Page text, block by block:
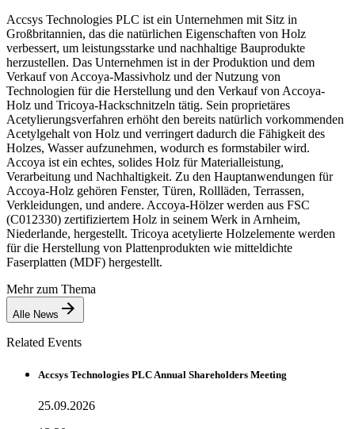
Accsys Technologies PLC ist ein Unternehmen mit Sitz in
Großbritannien, das die natürlichen Eigenschaften von Holz
verbessert, um leistungsstarke und nachhaltige Bauprodukte
herzustellen. Das Unternehmen ist in der Produktion und dem
Verkauf von Accoya-Massivholz und der Nutzung von
Technologien für die Herstellung und den Verkauf von Accoya-
Holz und Tricoya-Hackschnitzeln tätig. Sein proprietäres
Acetylierungsverfahren erhöht den bereits natürlich vorkommenden
Acetylgehalt von Holz und verringert dadurch die Fähigkeit des
Holzes, Wasser aufzunehmen, wodurch es formstabiler wird.
Accoya ist ein echtes, solides Holz für Materialleistung,
Verarbeitung und Nachhaltigkeit. Zu den Hauptanwendungen für
Accoya-Holz gehören Fenster, Türen, Rollläden, Terrassen,
Verkleidungen, und andere. Accoya-Hölzer werden aus FSC
(C012330) zertifiziertem Holz in seinem Werk in Arnheim,
Niederlande, hergestellt. Tricoya acetylierte Holzelemente werden
für die Herstellung von Plattenprodukten wie mitteldichte
Faserplatten (MDF) hergestellt.
Mehr zum Thema
Alle News
Related Events
Accsys Technologies PLC Annual Shareholders Meeting
25.09.2026